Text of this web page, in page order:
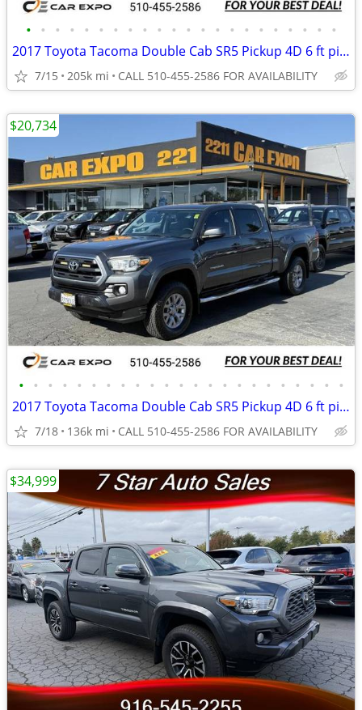
• • • • • • • • • • • • • • • • • • • • • •
2017 Toyota Tacoma Double Cab SR5 Pickup 4D 6 ft pickup Magnetic Gray
7/15 205k mi CALL 510-455-2586 FOR AVAILABILITY
• • • • • • • • • • • • • • • • • • • • • • •
2017 Toyota Tacoma Double Cab SR5 Pickup 4D 6 ft pickup Magnetic Gray
7/18 136k mi CALL 510-455-2586 FOR AVAILABILITY
$20,734
$34,999